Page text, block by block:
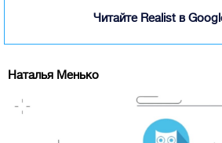
Читайте Realist в
Наталья Менько